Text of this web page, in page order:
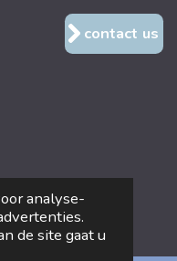
analyse-
de site gaat u
contact us